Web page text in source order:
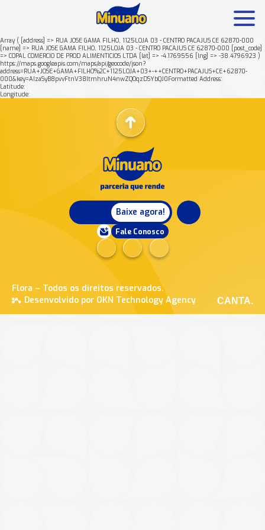
Array ( [address] => RUA JOSE GAMA FILHO, 1125LOJA 03 - CENTRO PACAJUS CE 62870-000
[name] => RUA JOSE GAMA FILHO, 1125LOJA 03 - CENTRO PACAJUS CE 62870-000 [post_code]
=> COPAL COMERCIO DE PROD ALIMENTICIOS LTDA [lat] => -4.1769556 [lng] => -38.4796923 )
https://maps.googleapis.com/maps/api/geocode/json?
address=RUA+JOSE+GAMA+FILHO%2C+1125LOJA+03+-++CENTRO+PACAJUS+CE+62870-
000&key=AIzaSyB8pvvFtnV38ItmhruN4nwZQOqzDSYbQJ0Formatted Address:
Latitude:
Longitude:
Baixe agora!
Fale Conosco
Flora – Todos os direitos reservados.
Desenvolvido por OKN Technology Agency
CANTA.
Mais buscados: Produtos Minuano Rende +
Nossa história